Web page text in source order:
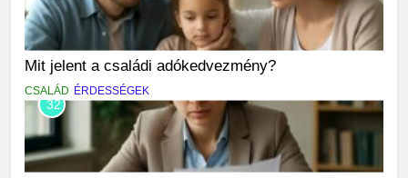
Mit jelent a családi adókedvezmény?
CSALÁD ÉRDESSÉGEK
32